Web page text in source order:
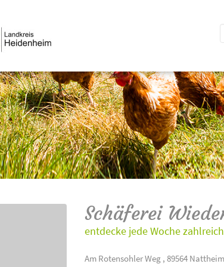
Schäferei
entdecke jede Woche
Am Rotensohler Weg , 89564 Nattheim